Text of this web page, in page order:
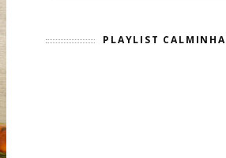
PLAYLIST CALMINHA